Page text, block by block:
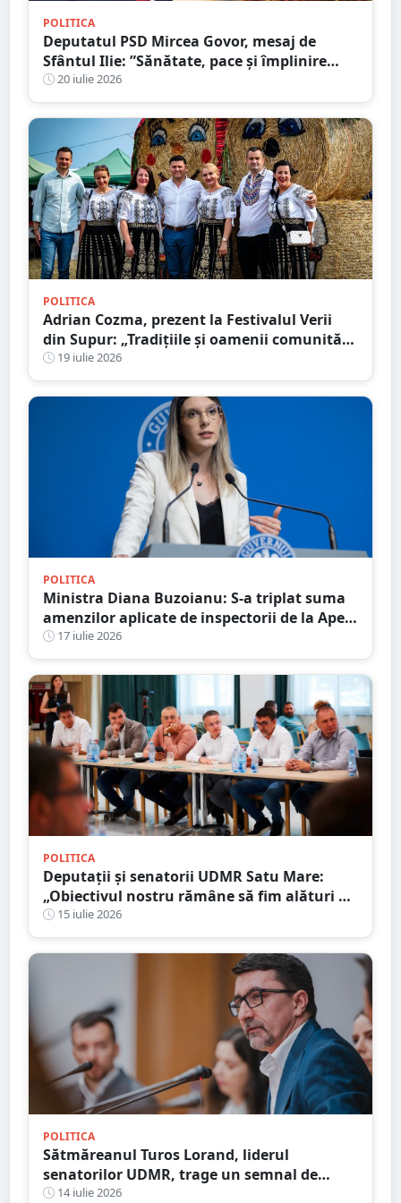
POLITICA
Deputatul PSD Mircea Govor, mesaj de
Sfântul Ilie: ”Sănătate, pace și împlinire
tuturor celor care sărbătoresc această zi”
20 iulie 2026
POLITICA
Adrian Cozma, prezent la Festivalul Verii
din Supur: „Tradițiile și oamenii comunității
dau identitate locurilor în care trăim”
19 iulie 2026
POLITICA
Ministra Diana Buzoianu: S-a triplat suma
amenzilor aplicate de inspectorii de la Apele
Române
17 iulie 2026
POLITICA
Deputații și senatorii UDMR Satu Mare:
„Obiectivul nostru rămâne să fim alături de
comunitățile locale”
15 iulie 2026
POLITICA
Sătmăreanul Turos Lorand, liderul
senatorilor UDMR, trage un semnal de
alarmă cu privire la anticipate: ”Ar pune
14 iulie 2026